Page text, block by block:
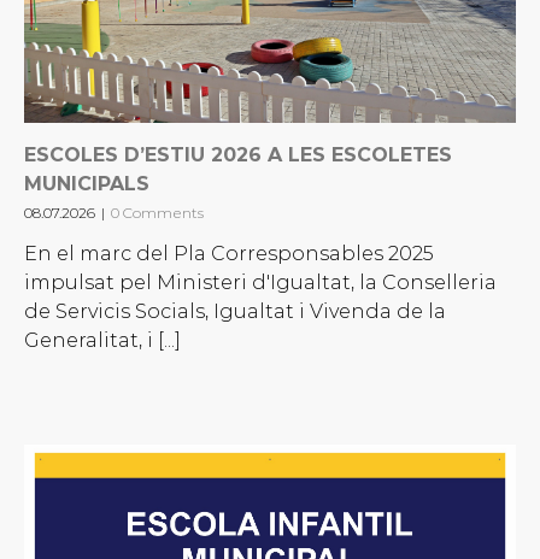
ESCOLES D’ESTIU 2026 A LES ESCOLETES
MUNICIPALS
08.07.2026 | 0 Comments
En el marc del Pla Corresponsables 2025
impulsat pel Ministeri d'Igualtat, la Conselleria
de Servicis Socials, Igualtat i Vivenda de la
Generalitat, i [...]